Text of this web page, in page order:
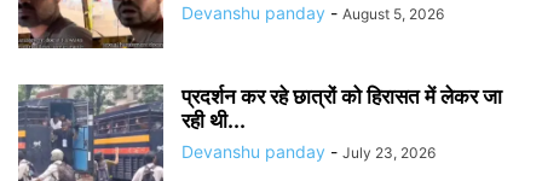
Devanshu panday - August 5, 2026
प्रदर्शन कर रहे छात्रों को हिरासत में लेकर जा
रही थी...
Devanshu panday - July 23, 2026